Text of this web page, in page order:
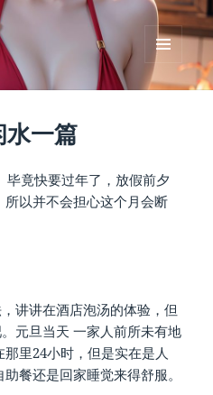
菜单和
挂件
一篇
毕竟快要过年了，放假前夕
以并不会担心这个月会断
讲讲在酒店泡汤的体验，但
元旦当天 一家人前所未有地
里24小时，但是实在是人
餐还是回家睡觉来得舒服。